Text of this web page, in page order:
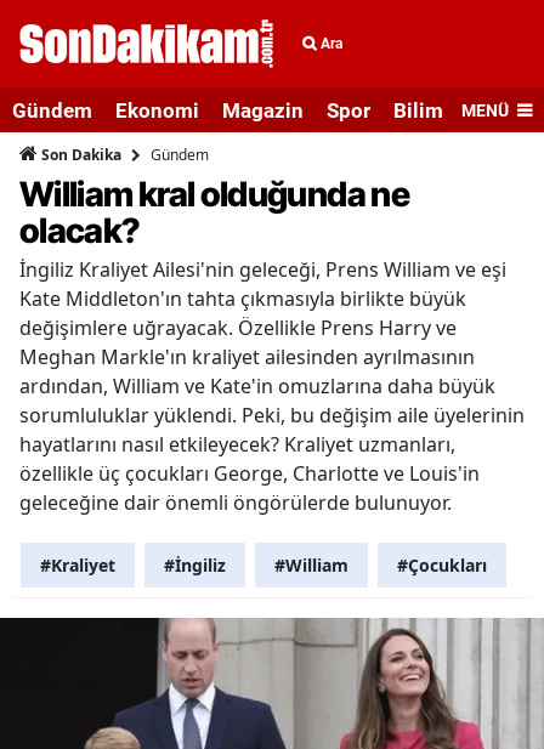
Ara
Gündem Ekonomi Magazin Spor Bilim veMENÜ
Son Dakika Gündem
William kral olduğunda ne
olacak?
İngiliz Kraliyet Ailesi'nin geleceği, Prens William ve eşi
Kate Middleton'ın tahta çıkmasıyla birlikte büyük
değişimlere uğrayacak. Özellikle Prens Harry ve
Meghan Markle'ın kraliyet ailesinden ayrılmasının
ardından, William ve Kate'in omuzlarına daha büyük
sorumluluklar yüklendi. Peki, bu değişim aile üyelerinin
hayatlarını nasıl etkileyecek? Kraliyet uzmanları,
özellikle üç çocukları George, Charlotte ve Louis'in
geleceğine dair önemli öngörülerde bulunuyor.
#Kraliyet #İngiliz #William #Çocukları